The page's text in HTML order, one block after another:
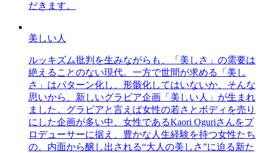
だきます。
美しい人
ルッキズム批判を生みながらも、「美しさ」の需要は
絶えることのない現代。一方で世間が求める「美し
さ」はパターン化し、形骸化してはいないか、そんな
思いから、新しいグラビア企画「美しい人」が生まれ
ました。グラビアと言えば女性の若さとボディを売り
にした企画が多い中、女性であるKaori Oguriさんをプ
ロデューサーに据え、豊かな人生経験を持つ女性たち
の、内面から醸し出される“大人の美しさ”に迫る新た